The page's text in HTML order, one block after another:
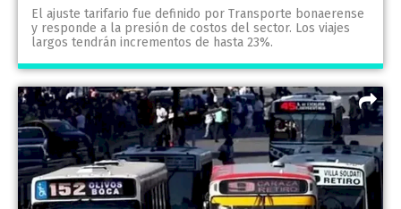
El ajuste tarifario fue definido por Transporte bonaerense
y responde a la presión de costos del sector. Los viajes
largos tendrán incrementos de hasta 23%.